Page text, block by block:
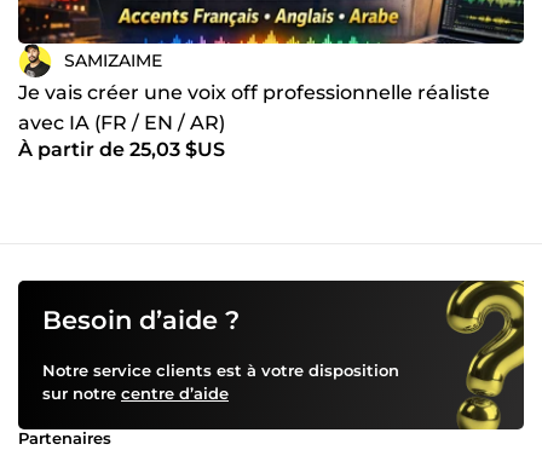
SAMIZAIME
Je vais créer une voix off professionnelle réaliste
avec IA (FR / EN / AR)
À partir de 25,03 $US
Besoin d’aide ?
Notre service clients est à votre disposition
sur notre centre d’aide
Partenaires